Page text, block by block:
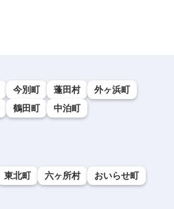
今別町 蓬田村
外ヶ浜町
鶴田町 中泊町
東北町 六ヶ所村
おいらせ町